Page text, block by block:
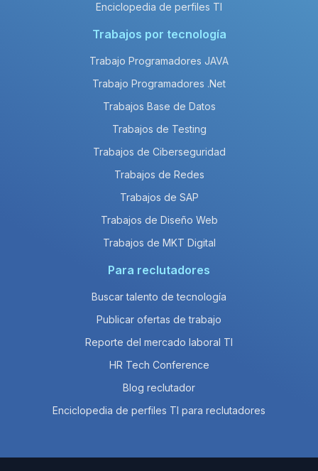
Enciclopedia de perfiles TI
Trabajos por tecnología
Trabajo Programadores JAVA
Trabajo Programadores .Net
Trabajos Base de Datos
Trabajos de Testing
Trabajos de Ciberseguridad
Trabajos de Redes
Trabajos de SAP
Trabajos de Diseño Web
Trabajos de MKT Digital
Para reclutadores
Buscar talento de tecnología
Publicar ofertas de trabajo
Reporte del mercado laboral TI
HR Tech Conference
Blog reclutador
Enciclopedia de perfiles TI para reclutadores